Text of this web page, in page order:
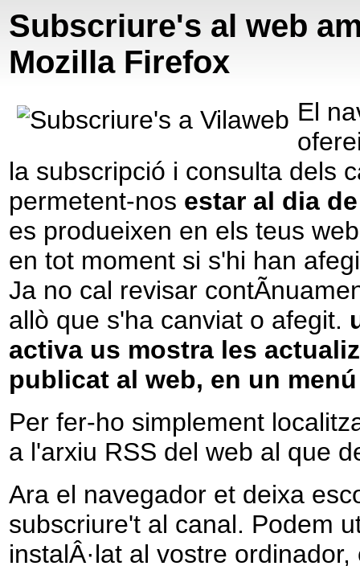
Subscriure's al web
Mozilla Firefox
El
la subscripció i consulta dels
permetent-nos estar al dia
es produeixen en els teus
en tot moment si s'hi han
Ja no cal revisar
allò que s'ha canviat o afegit.
activa us mostra les
publicat al web, en un
Per fer-ho simplement
a l'arxiu RSS del web al que
Ara el navegador et deixa
subscriure't al canal. Podem
instalÂ·lat al vostre